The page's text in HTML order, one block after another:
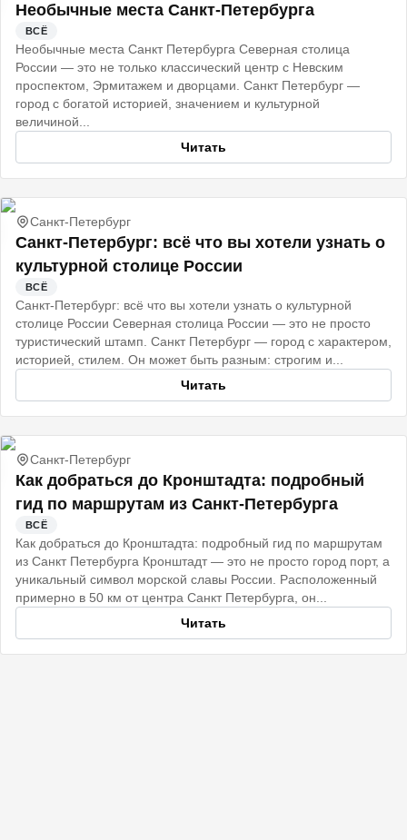
Необычные места Санкт-Петербурга
ВСЁ
Необычные места Санкт Петербурга Северная столица
России — это не только классический центр с Невским
проспектом, Эрмитажем и дворцами. Санкт Петербург —
город с богатой историей, значением и культурной
величиной...
Читать
Санкт-Петербург
Санкт‑Петербург: всё что вы хотели узнать о
культурной столице России
ВСЁ
Санкт‑Петербург: всё что вы хотели узнать о культурной
столице России Северная столица России — это не просто
туристический штамп. Санкт Петербург — город с характером,
историей, стилем. Он может быть разным: строгим и...
Читать
Санкт-Петербург
Как добраться до Кронштадта: подробный
гид по маршрутам из Санкт-Петербурга
ВСЁ
Как добраться до Кронштадта: подробный гид по маршрутам
из Санкт Петербурга Кронштадт — это не просто город порт, а
уникальный символ морской славы России. Расположенный
примерно в 50 км от центра Санкт Петербурга, он...
Читать